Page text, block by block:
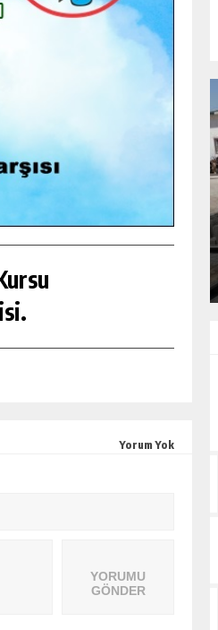
Yorum Yok
YORUMU
GÖNDER
HABER AKIŞI
KIZ KUR’AN KURSU